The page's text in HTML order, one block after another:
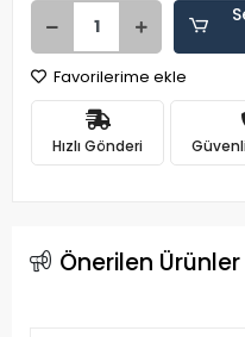
Favorilerime ekle
Hızlı Gönderi
Önerilen Ürünler